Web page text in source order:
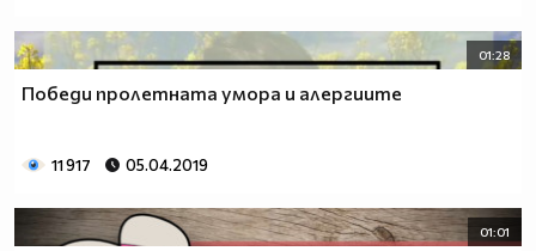
01:28
Победи пролетната умора и алергиите
11 917 05.04.2019
01:01